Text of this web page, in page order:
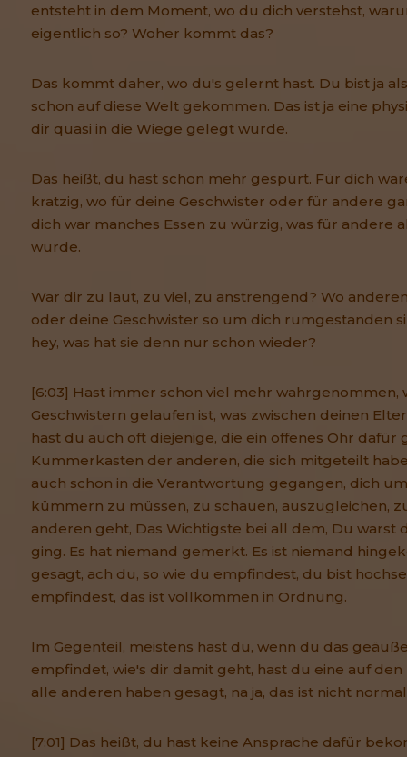
entsteht in dem Moment, wo du dich verstehst,
eigentlich so? Woher kommt das?
Das kommt daher, wo du's gelernt hast. Du bist ja
schon auf diese Welt gekommen. Das ist ja eine
dir quasi in die Wiege gelegt wurde.
Das heißt, du hast schon mehr gespürt. Für dich
kratzig, wo für deine Geschwister oder für andere
dich war manches Essen zu würzig, was für andere
wurde.
War dir zu laut, zu viel, zu anstrengend? Wo
oder deine Geschwister so um dich rumgestanden
hey, was hat sie denn nur schon wieder?
[6:03] Hast immer schon viel mehr wahrgenommen,
Geschwistern gelaufen ist, was zwischen deinen
hast du auch oft diejenige, die ein offenes Ohr dafür
Kummerkasten der anderen, die sich mitgeteilt
auch schon in die Verantwortung gegangen, dich
kümmern zu müssen, zu schauen, auszugleichen,
anderen geht, Das Wichtigste bei all dem, Du warst
ging. Es hat niemand gemerkt. Es ist niemand
gesagt, ach du, so wie du empfindest, du bist
empfindest, das ist vollkommen in Ordnung.
Im Gegenteil, meistens hast du, wenn du das
empfindet, wie's dir damit geht, hast du eine auf
alle anderen haben gesagt, na ja, das ist nicht
[7:01] Das heißt, du hast keine Ansprache dafür